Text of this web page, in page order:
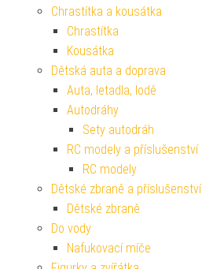
Chrastítka a kousátka
Chrastítka
Kousátka
Dětská auta a doprava
Auta, letadla, lodě
Autodráhy
Sety autodráh
RC modely a příslušenství
RC modely
Dětské zbraně a příslušenství
Dětské zbraně
Do vody
Nafukovací míče